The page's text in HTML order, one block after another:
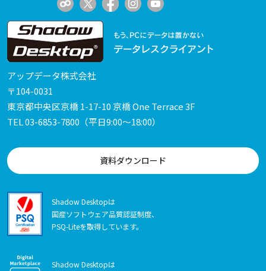
アップデータ株式会社
〒104-0031
東京都中央区京橋 1-17-10 京橋 One Terrace 3F
TEL03-6853-7800 （平日9:00～18:00）
資料ダウンロード
Shadow Desktopは
国産ソフトウェア品質認証制度、
PSQ-Liteを取得しています。
Shadow Desktopは